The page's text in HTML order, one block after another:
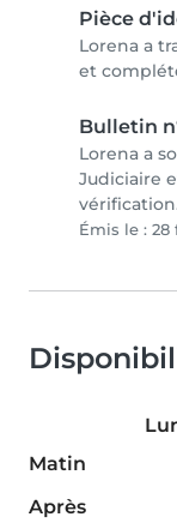
Pièce
Lorena a
et
Bulletin
Lorena a
Judiciaire
Émis le : 28
Matin
Après